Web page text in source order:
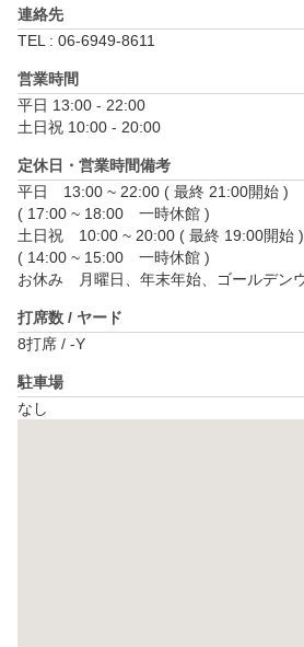
連絡先
TEL : 06-6949-8611
営業時間
平日 13:00 - 22:00
土日祝 10:00 - 20:00
定休日・営業時間備考
平日　13:00 ~ 22:00 ( 最終 21:00開始 )
( 17:00 ~ 18:00　一時休館 )
土日祝　10:00 ~ 20:00 ( 最終 19:00開始 )
( 14:00 ~ 15:00　一時休館 )
打席数 / ヤード
8打席 / -Y
駐車場
なし